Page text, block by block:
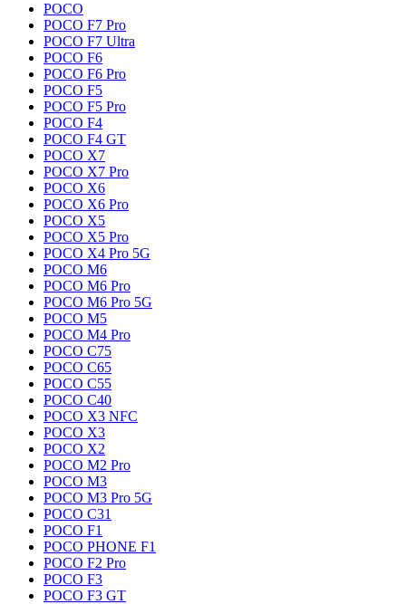
POCO
POCO F7 Pro
POCO F7 Ultra
POCO F6
POCO F6 Pro
POCO F5
POCO F5 Pro
POCO F4
POCO F4 GT
POCO X7
POCO X7 Pro
POCO X6
POCO X6 Pro
POCO X5
POCO X5 Pro
POCO X4 Pro 5G
POCO M6
POCO M6 Pro
POCO M6 Pro 5G
POCO M5
POCO M4 Pro
POCO C75
POCO C65
POCO C55
POCO C40
POCO X3 NFC
POCO X3
POCO X2
POCO M2 Pro
POCO M3
POCO M3 Pro 5G
POCO C31
POCO F1
POCO PHONE F1
POCO F2 Pro
POCO F3
POCO F3 GT